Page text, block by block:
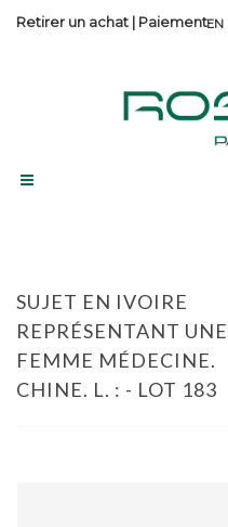
Retirer un achat | Paiement
SUJET EN IVOIRE
REPRÉSENTANT UNE
FEMME MÉDECINE.
CHINE. L. : - LOT 183